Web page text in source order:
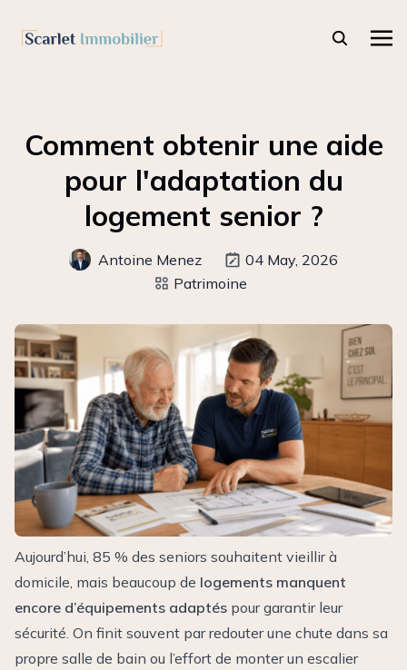
Comment obtenir une aide
pour l'adaptation du
logement senior ?
Antoine Menez
04 May, 2026
Patrimoine
Aujourd’hui, 85 % des seniors souhaitent vieillir à
domicile, mais beaucoup de logements manquent
encore d’équipements adaptés pour garantir leur
sécurité. On finit souvent par redouter une chute dans sa
propre salle de bain ou l’effort de monter un escalier